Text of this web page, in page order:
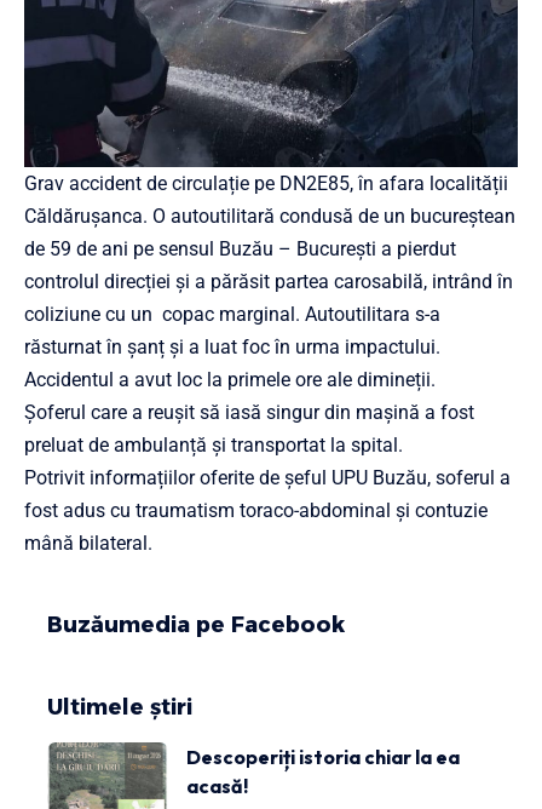
Grav accident de circulație pe DN2E85, în afara localității
Căldărușanca. O autoutilitară condusă de un bucureștean
de 59 de ani pe sensul Buzău – București a pierdut
controlul direcției și a părăsit partea carosabilă, intrând în
coliziune cu un copac marginal. Autoutilitara s-a
răsturnat în șanț și a luat foc în urma impactului.
Accidentul a avut loc la primele ore ale dimineții.
Șoferul care a reușit să iasă singur din mașină a fost
preluat de ambulanță și transportat la spital.
Potrivit informațiilor oferite de șeful UPU Buzău, soferul a
fost adus cu traumatism toraco-abdominal și contuzie
mână bilateral.
Buzăumedia pe Facebook
Ultimele știri
Descoperiți istoria chiar la ea
acasă!